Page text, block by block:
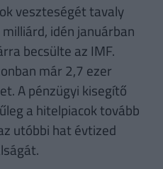
veszteségét tavaly
idén januárban
becsülte az IMF.
már 2,7 ezer
A pénzügyi kisegítő
a hitelpiacok tovább
utóbbi hat évtized